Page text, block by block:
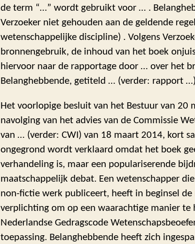
de term “…” wordt gebruikt voor … .
Verzoeker niet gehouden aan de geldende
wetenschappelijke discipline) . Volgens
bronnengebruik, de inhoud van het boek
hiervoor naar de rapportage door … over het
Belanghebbende, getiteld … (verder: rapport
Het voorlopige besluit van het Bestuur van 20
navolging van het advies van de Commissie
van … (verder: CWI) van 18 maart 2014, kort
ongegrond wordt verklaard omdat het boek
verhandeling is, maar een populariserende
maatschappelijk debat. Een wetenschapper
non-fictie werk publiceert, heeft in beginsel
verplichting om op een waarachtige manier te
Nederlandse Gedragscode
toepassing. Belanghebbende heeft zich